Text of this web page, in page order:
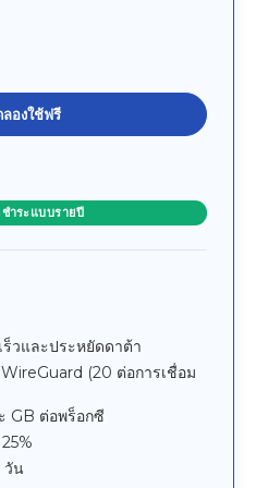
ลองใช้ฟรี
ำระแบบรายปี
วและประหยัดดาต้า
(20 ต่อการเชื่อม
GB ต่อพร็อกซี
วัน